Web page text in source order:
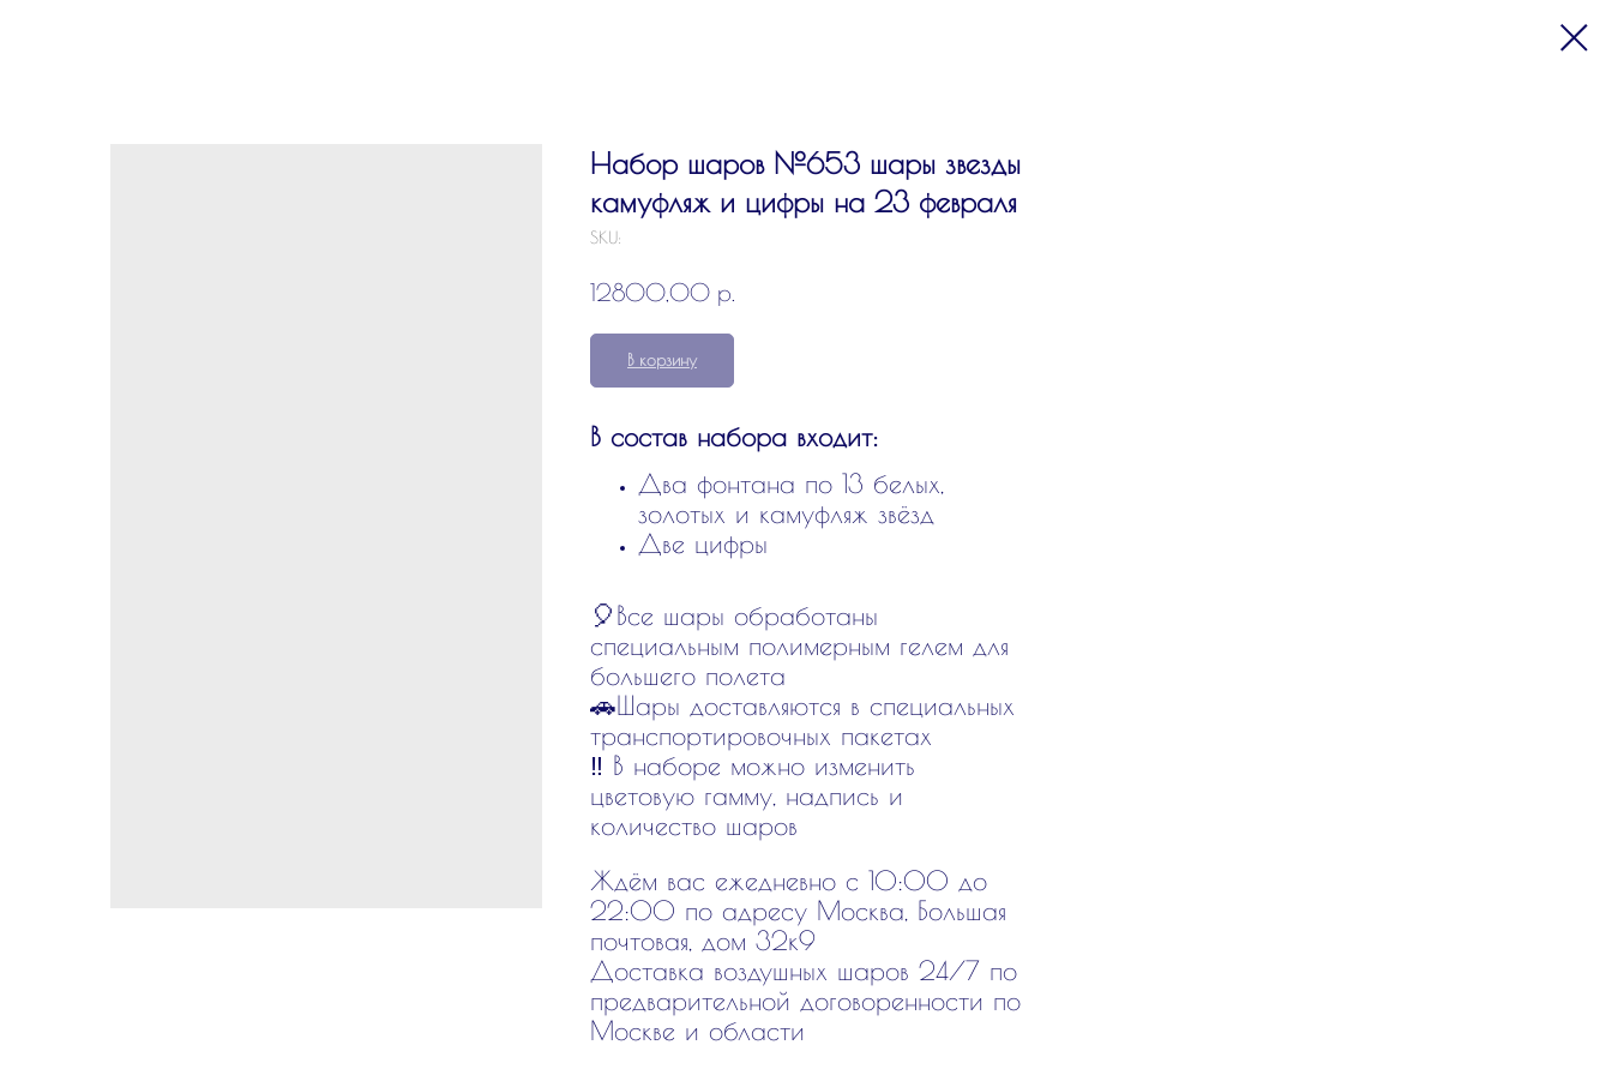
Набор шаров №653 шары звезды
камуфляж и цифры на 23 февраля
SKU:
12800,00 р.
В корзину
В состав набора входит:
Два фонтана по 13 белых,
золотых и камуфляж звёзд
Две цифры
🎈Все шары обработаны
специальным полимерным гелем для
большего полета
🚗Шары доставляются в специальных
транспортировочных пакетах
‼️ В наборе можно изменить
цветовую гамму, надпись и
количество шаров
Ждём вас ежедневно с 10:00 до
22:00 по адресу Москва, Большая
почтовая, дом 32к9
Доставка воздушных шаров 24/7 по
предварительной договоренности по
Москве и области